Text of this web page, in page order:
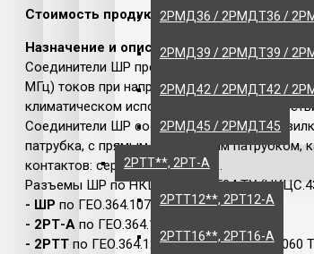
2РМД36 / 2РМДТ36 /
2РМД39 / 2РМДТ39 /
2РМД42 / 2РМДТ42 /
2РМД45 / 2РМДТ45
2РТТ**, 2РТ-А
2РТТ12**, 2РТ12-А
2РТТ16**, 2РТ16-А
Стоимость продукции указана без НДС.
Назначение и описание.
Соединители ШР предназначены для
МГц) токов при напряжении до 850 В
климатическом исполнении УХЛ в
Соединители ШР состоят из двух частей:
патрубка, с прямым или угловым патрубком,
контактов: серебро или никель.
Разъемы ШР по НКЦС.434410.504 ТУ
- ШР по ГЕО.364.107 ТУ
- 2РТ-А по ГЕО.364.118 ТУ
- 2РТТ по ГЕО.364.120 ТУ (АШДК.434410.060